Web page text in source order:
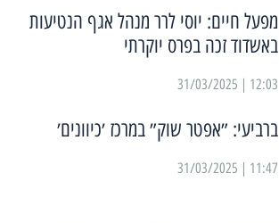
מפעל חיים: יוסי לרר מנהל אגף הנטיעות
באשדוד זכה בפרס יוקרתי
12:03 | 31/03/2025
ברביעי: ״אפטר שוק״ במרכז ׳כיוונים׳
11:47 | 31/03/2025